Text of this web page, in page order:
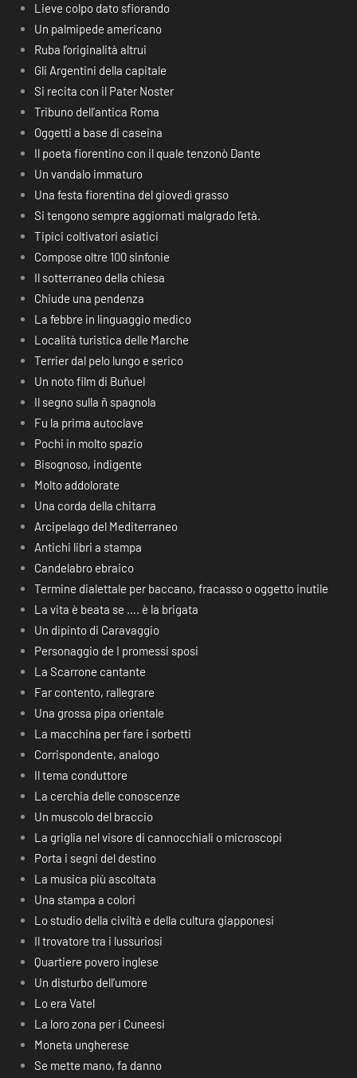
Lieve colpo dato sfiorando
Un palmipede americano
Ruba l’originalità altrui
Gli Argentini della capitale
Si recita con il Pater Noster
Tribuno dell’antica Roma
Oggetti a base di caseina
Il poeta fiorentino con il quale tenzonò Dante
Un vandalo immaturo
Una festa fiorentina del giovedì grasso
Si tengono sempre aggiornati malgrado l’età.
Tipici coltivatori asiatici
Compose oltre 100 sinfonie
Il sotterraneo della chiesa
Chiude una pendenza
La febbre in linguaggio medico
Località turistica delle Marche
Terrier dal pelo lungo e serico
Un noto film di Buñuel
Il segno sulla ñ spagnola
Fu la prima autoclave
Pochi in molto spazio
Bisognoso, indigente
Molto addolorate
Una corda della chitarra
Arcipelago del Mediterraneo
Antichi libri a stampa
Candelabro ebraico
Termine dialettale per baccano, fracasso o oggetto inutile
La vita è beata se …. è la brigata
Un dipinto di Caravaggio
Personaggio de I promessi sposi
La Scarrone cantante
Far contento, rallegrare
Una grossa pipa orientale
La macchina per fare i sorbetti
Corrispondente, analogo
Il tema conduttore
La cerchia delle conoscenze
Un muscolo del braccio
La griglia nel visore di cannocchiali o microscopi
Porta i segni del destino
La musica più ascoltata
Una stampa a colori
Lo studio della civiltà e della cultura giapponesi
Il trovatore tra i lussuriosi
Quartiere povero inglese
Un disturbo dell’umore
Lo era Vatel
La loro zona per i Cuneesi
Moneta ungherese
Se mette mano, fa danno